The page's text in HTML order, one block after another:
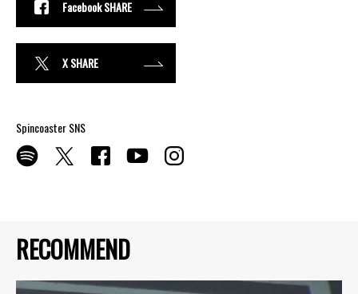
RECOMMEND
Facebook SHARE
X SHARE
Spincoaster SNS